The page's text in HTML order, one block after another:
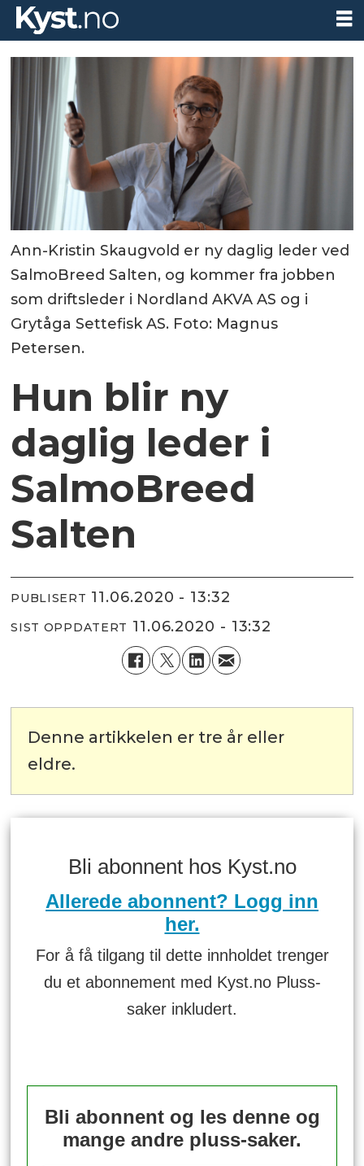
Ann-Kristin Skaugvold er ny daglig leder ved
SalmoBreed Salten, og kommer fra jobben
som driftsleder i Nordland AKVA AS og i
Grytåga Settefisk AS. Foto: Magnus
Petersen.
Hun blir ny
daglig leder i
SalmoBreed
Salten
PUBLISERT 11.06.2020 - 13:32
SIST OPPDATERT 11.06.2020 - 13:32
Denne artikkelen er tre år eller
eldre.
Bli abonnent hos Kyst.no
Allerede abonnent? Logg inn
her.
For å få tilgang til dette innholdet trenger
du et abonnement med Kyst.no Pluss-
saker inkludert.
Bli abonnent og les denne og
mange andre pluss-saker.